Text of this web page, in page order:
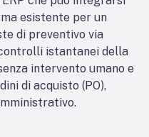
esistente per un
di preventivo via
istantanei della
intervento umano e
di acquisto (PO),